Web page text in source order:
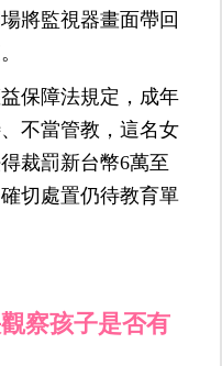
將監視器畫面帶回
保障法規定，成年
不當管教，這名女
裁罰新台幣6萬至
切處置仍待教育單
察孩子是否有